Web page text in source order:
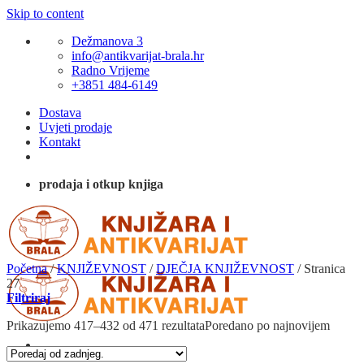
Skip to content
Dežmanova 3
info@antikvarijat-brala.hr
Radno Vrijeme
+3851 484-6149
Dostava
Uvjeti prodaje
Kontakt
prodaja i otkup knjiga
Početna / KNJIŽEVNOST / DJEČJA KNJIŽEVNOST /Stranica
27
Filtriraj
Prikazujemo 417–432 od 471 rezultataPoredano po najnovijem